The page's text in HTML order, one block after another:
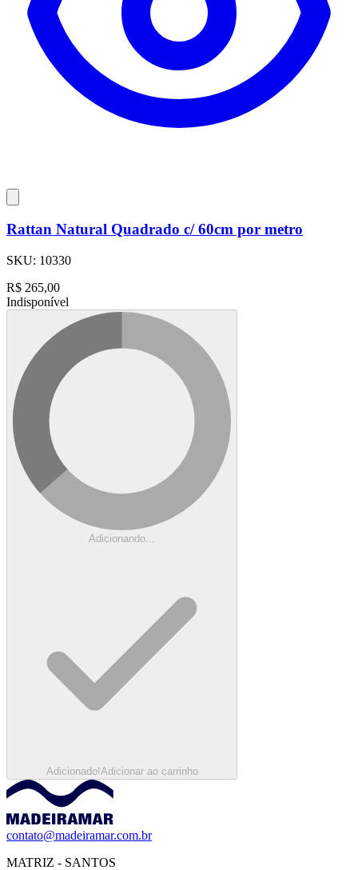
Rattan Natural Quadrado c/ 60cm por metro
SKU: 10330
R$ 265,00
Indisponível
Adicionando...
Adicionado!Adicionar ao carrinho
contato@madeiramar.com.br
MATRIZ - SANTOS